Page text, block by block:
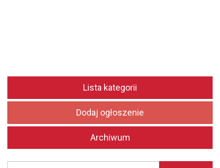
Lista kategorii
Dodaj ogłoszenie
Archiwum